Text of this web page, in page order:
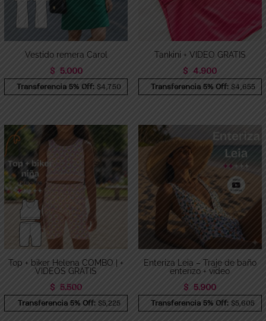
Vestido remera Carol
$ 5.000
Transferencia 5% Off: $4,750
Tankini + VIDEO GRATIS
$ 4.900
Transferencia 5% Off: $4,655
Top + biker Helena COMBO | +
VIDEOS GRATIS
$ 5.500
Transferencia 5% Off: $5,225
Enteriza Leia – Traje de baño
enterizo + video
$ 5.900
Transferencia 5% Off: $5,605